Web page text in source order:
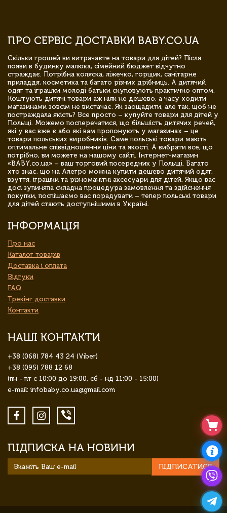
ПРО СЕРВІС ДОСТАВКИ BABY.CO.UA
Скільки грошей ви витрачаєте на товари для дітей? Після
появи в будинку малюка, сімейний бюджет відчутно
страждає. Потрібна коляска, ліжечко, горщик, санітарне
приладдя, косметика та багато різних дрібниць. А дитячий
одяг та іграшки молоді батьки скуповують практично оптом.
Коштують дитячі товари аж ніяк не дешево, а часу ходити
магазинами зовсім не вистачає. Як заощадити, але так, щоб не
постраждала якість? Все просто – купуйте товари для дітей у
Польщі. Можемо посперечатися, що більшість дитячих речей,
які у вас вже є або які вам пропонують у магазинах – це
товари польських виробників. Саме польські товари мають
оптимальне співвідношення ціни та якості. А вибрати все, що
потрібно, ви можете на нашому сайті. Інтернет-магазин
«BABY.co.ua» – ваш торговий посередник у Польщі. Багато
хто знає, що на Алегро можна купити дешево дитячий одяг,
взуття, іграшки та різноманітні аксесуари для дітей. Якщо вас
досі зупиняла складна процедура замовлення та здійснення
покупки, поспішаємо вас порадувати – тепер польські товари
для дітей стають доступнішими в Україні.
ІНФОРМАЦІЯ
Про нас
Каталог товарів
Доставка і оплата
Відгуки
FAQ
Трекінг доставки
Контакти
НАШІ КОНТАКТИ
+38 (068) 784 43 24 (Viber)
+38 (095) 788 12 68
(пн - пт с 10:00 до 19:00, сб - нд 11:00 - 15:00)
e-mail: infobaby.co.ua@gmail.com
ПІДПИСКА НА НОВИНИ
ПІДПИСАТИСЯ